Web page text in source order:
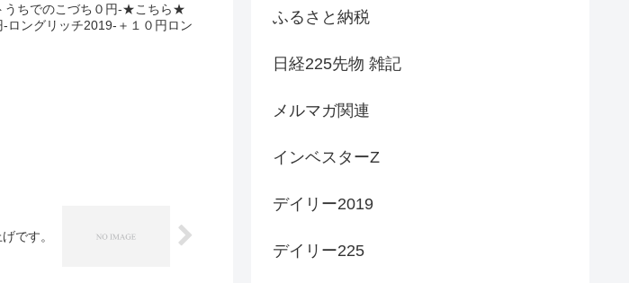
うちでのこづち０円-★こちら★
ングリッチ2019-＋１０円ロン
です。
ふるさと納税
日経225先物 雑記
メルマガ関連
インベスターZ
デイリー2019
デイリー225